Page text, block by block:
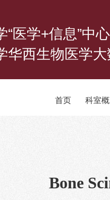
“医学+信息”中心
华西生物医学
首页 科室
Bone